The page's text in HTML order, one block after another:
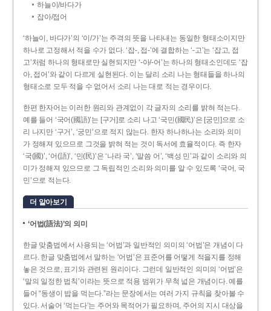
하늘이/바다가
잡아/접어
‘하늘이, 바다가’의 ‘이/가’는 주격의 뜻을 나타내는 동일한 형태소이지만
하나로 고정해서 적을 수가 없다. ‘잡-, 접-’에 결합하는 ‘-고’는 ‘잡고, 접
고’처럼 하나의 형태로만 실현되지만 ‘-아/-어’는 하나의 형태소인데도 ‘잡
아, 접어’와 같이 다르게 실현된다. 이는 달리 소리 나는 형태들을 하나의
형태소로 모두 적을 수 없어서 소리 나는 대로 적는 경우이다.
한편 한자어는 이러한 원리와 관계없이 각 글자의 소리를 밝혀 적는다.
예를 들어 ‘국어(國語)’는 [구거]로 소리 나고 ‘국민(國民)’은 [궁민]으로 소
리 나지만 ‘구거’, ‘궁민’으로 적지 않는다. 한자 하나하나는 소리와 의미
가 정해져 있으므로 그것을 밝혀 적는 것이 독서에 효율적이다. 즉 한자
‘국(國)’, ‘어(語)’, ‘민(民)’은 ‘나라 국’, ‘말씀 어’, ‘백성 민’과 같이 소리와 의
미가 정해져 있으므로 그 독립적인 소리와 의미를 알 수 있도록 ‘국어, 국
민’으로 적는다.
더 알아보기
‘어법(語法)’의 의미
한글 맞춤법에서 사용되는 ‘어법’과 일반적인 의미의 ‘어법’은 개념이 다
르다. 한글 맞춤법에서 말하는 ‘어법’은 표준어를 어떻게 적을지를 정해
놓은 것으로, 표기와 관련된 원리이다. 그런데 일반적인 의미의 ‘어법’은
‘말의 일정한 법칙’이라는 뜻으로 적용 범위가 무척 넓은 개념이다. 예를
들어 “동생이 밥을 먹는다.”라는 문장에서는 여러 가지 규칙을 찾아볼 수
있다. 서술어 ‘먹는다’는 주어와 목적어가 필요하며, 주어의 지시 대상을